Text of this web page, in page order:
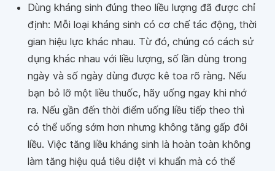
Dùng kháng sinh đúng theo liều lượng đã được chỉ
định: Mỗi loại kháng sinh có cơ chế tác động, thời
gian hiệu lực khác nhau. Từ đó, chúng có cách sử
dụng khác nhau với liều lượng, số lần dùng trong
ngày và số ngày dùng được kê toa rõ ràng. Nếu
bạn bỏ lỡ một liều thuốc, hãy uống ngay khi nhớ
ra. Nếu gần đến thời điểm uống liều tiếp theo thì
có thể uống sớm hơn nhưng không tăng gấp đôi
liều. Việc tăng liều kháng sinh là hoàn toàn không
làm tăng hiệu quả tiêu diệt vi khuẩn mà có thể